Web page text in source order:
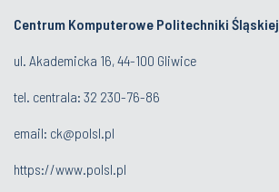
Centrum Komputerowe Politechniki Śląskiej
ul. Akademicka 16, 44-100 Gliwice
tel. centrala: 32 230-76-86
email: ck@polsl.pl
https://www.polsl.pl